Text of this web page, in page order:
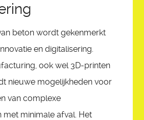
beton wordt gekenmerkt
en digitalisering.
ook wel 3D-printen
nieuwe mogelijkheden voor
van complexe
met minimale afval. Het